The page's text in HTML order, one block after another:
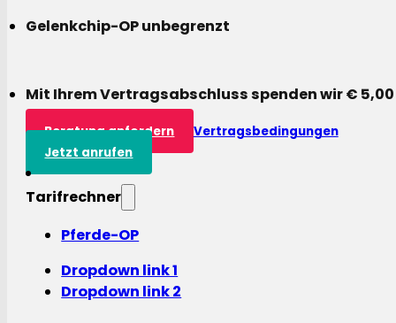
Gelenkchip-OP unbegrenzt
Mit Ihrem Vertragsabschluss spenden wir €
Beratung anfordern
Vertragsbedingungen
Jetzt anrufen
Tarifrechner
Pferde-OP
Dropdown link 1
Dropdown link 2